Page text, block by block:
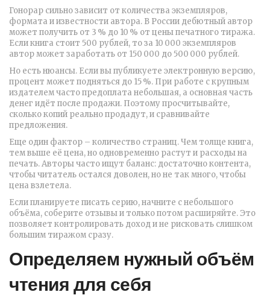
Гонорар сильно зависит от количества экземпляров,
формата и известности автора. В России дебютный автор
может получить от 3 % до 10 % от цены печатного тиража.
Если книга стоит 500 рублей, то за 10 000 экземпляров
автор может заработать от 150 000 до 500 000 рублей.
Но есть нюансы. Если вы публикуете электронную версию,
процент может подняться до 15 %. При работе с крупным
издателем часто предоплата небольшая, а основная часть
денег идёт после продажи. Поэтому просчитывайте,
сколько копий реально продадут, и сравнивайте
предложения.
Еще один фактор – количество страниц. Чем толще книга,
тем выше её цена, но одновременно растут и расходы на
печать. Авторы часто ищут баланс: достаточно контента,
чтобы читатель остался доволен, но не так много, чтобы
цена взлетела.
Если планируете писать серию, начните с небольшого
объёма, соберите отзывы и только потом расширяйте. Это
позволяет контролировать доход и не рисковать слишком
большим тиражом сразу.
Определяем нужный объём
чтения для себя